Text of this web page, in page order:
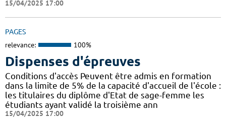
15/04/2025 17:00
PAGES
relevance: 100%
Dispenses d'épreuves
Conditions d'accès Peuvent être admis en formation
dans la limite de 5% de la capacité d'accueil de l'école :
les titulaires du diplôme d'Etat de sage-femme les
étudiants ayant validé la troisième ann
15/04/2025 17:00